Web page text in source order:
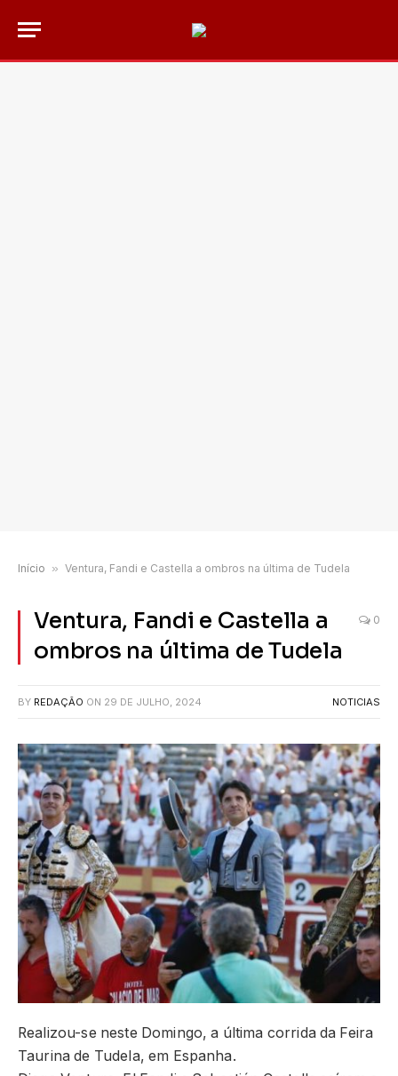
Início » Ventura, Fandi e Castella a ombros na última de Tudela
Ventura, Fandi e Castella a
ombros na última de Tudela
0
BY REDAÇÃO ON 29 DE JULHO, 2024 NOTICIAS
Realizou-se neste Domingo, a última corrida da Feira
Taurina de Tudela, em Espanha.